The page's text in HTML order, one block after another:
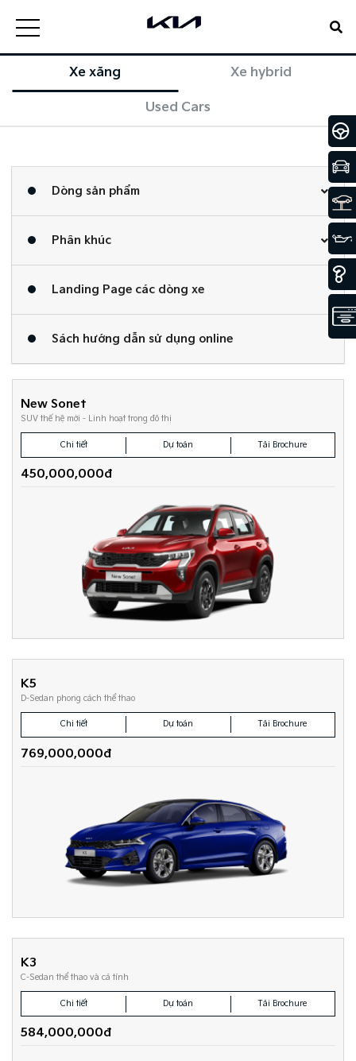
Xe xăng Xe hybrid
Used Cars
Dòng sản phẩm
Phân khúc
Landing Page các dòng xe
Sách hướng dẫn sử dụng online​
New Sonet
SUV thế hệ mới - Linh hoạt trong đô thị
Chi tiết Dự toán Tải Brochure
450,000,000đ
K5
D-Sedan phong cách thể thao
Chi tiết Dự toán Tải Brochure
769,000,000đ
K3
C-Sedan thể thao và cá tính
Chi tiết Dự toán Tải Brochure
584,000,000đ